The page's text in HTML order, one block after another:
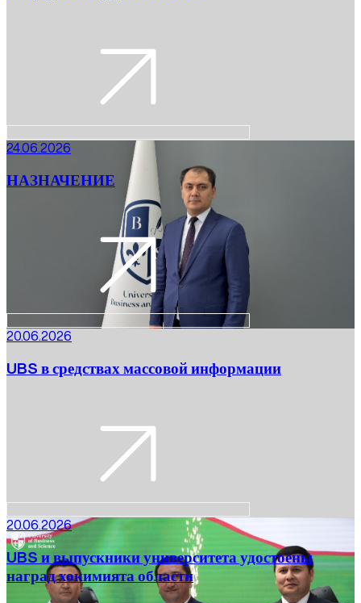
24.06.2026
НАЗНАЧЕНИЕ
20.06.2026
UBS в средствах массовой информации
20.06.2026
UBS и выпускники университета удостоены
наград хокимията области